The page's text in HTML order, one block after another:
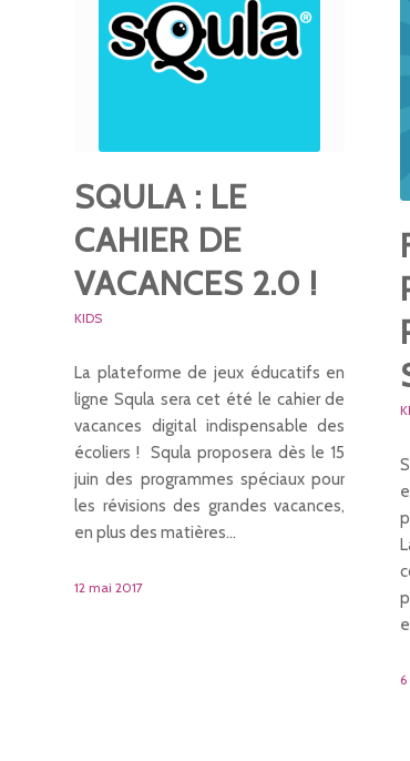
SQULA : LE
CAHIER DE
VACANCES 2.0 !
KIDS
La plateforme de jeux éducatifs en
ligne Squla sera cet été le cahier de
vacances digital indispensable des
écoliers ! Squla proposera dès le 15
juin des programmes spéciaux pour
les révisions des grandes vacances,
en plus des matières…
12 mai 2017